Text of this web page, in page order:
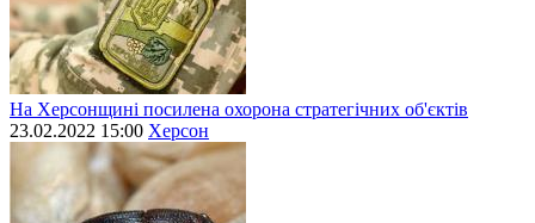
На Херсонщині посилена охорона стратегічних об'єктів
23.02.2022 15:00 Херсон